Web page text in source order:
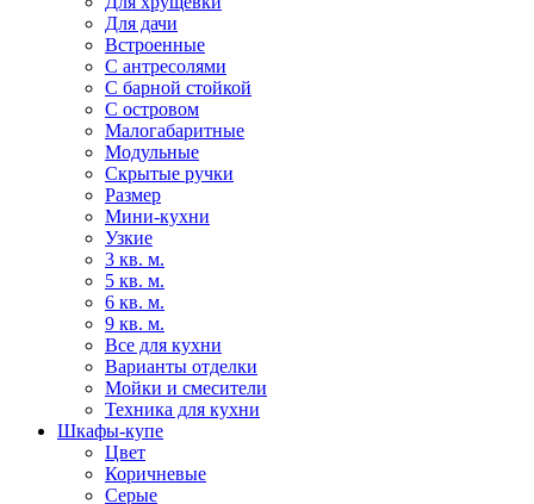
Для дачи
Встроенные
С антресолями
С барной стойкой
С островом
Малогабаритные
Модульные
Скрытые ручки
Размер
Мини-кухни
Узкие
3 кв. м.
5 кв. м.
6 кв. м.
9 кв. м.
Все для кухни
Варианты отделки
Мойки и смесители
Техника для кухни
Шкафы-купе
Цвет
Коричневые
Серые